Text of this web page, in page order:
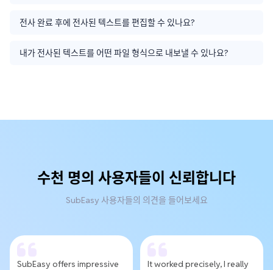
전사 완료 후에 전사된 텍스트를 편집할 수 있나요?
내가 전사된 텍스트를 어떤 파일 형식으로 내보낼 수 있나요?
수천 명의 사용자들이 신뢰합니다
SubEasy 사용자들의 의견을 들어보세요
SubEasy offers impressive
It worked precisely, I really